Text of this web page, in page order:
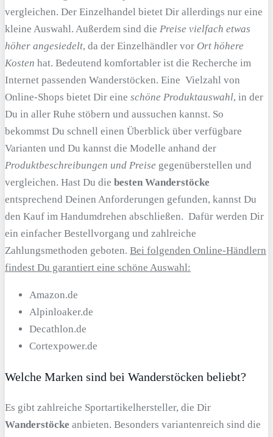
vergleichen. Der Einzelhandel bietet Dir allerdings nur eine
kleine Auswahl. Außerdem sind die Preise vielfach etwas
höher angesiedelt, da der Einzelhändler vor Ort höhere
Kosten hat. Bedeutend komfortabler ist die Recherche im
Internet passenden Wanderstöcken. Eine Vielzahl von
Online-Shops bietet Dir eine schöne Produktauswahl, in der
Du in aller Ruhe stöbern und aussuchen kannst. So
bekommst Du schnell einen Überblick über verfügbare
Varianten und Du kannst die Modelle anhand der
Produktbeschreibungen und Preise gegenüberstellen und
vergleichen. Hast Du die besten Wanderstöcke
entsprechend Deinen Anforderungen gefunden, kannst Du
den Kauf im Handumdrehen abschließen. Dafür werden Dir
ein einfacher Bestellvorgang und zahlreiche
Zahlungsmethoden geboten. Bei folgenden Online-Händlern
findest Du garantiert eine schöne Auswahl:
Amazon.de
Alpinloaker.de
Decathlon.de
Cortexpower.de
Welche Marken sind bei Wanderstöcken beliebt?
Es gibt zahlreiche Sportartikelhersteller, die Dir
Wanderstöcke anbieten. Besonders variantenreich sind die